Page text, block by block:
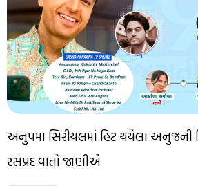
અનુપમા સિરીયલમાં હિટ થયેલા અનુજની
રસપ્રદ વાતો જાણીએ